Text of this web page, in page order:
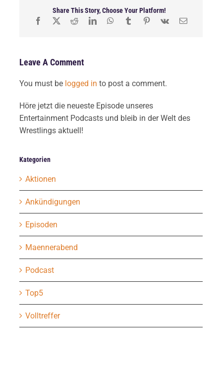
Share This Story, Choose Your Platform!
Leave A Comment
You must be logged in to post a comment.
Höre jetzt die neueste Episode unseres
Entertainment Podcasts und bleib in der Welt des
Wrestlings aktuell!
Kategorien
Aktionen
Ankündigungen
Episoden
Maennerabend
Podcast
Top5
Volltreffer